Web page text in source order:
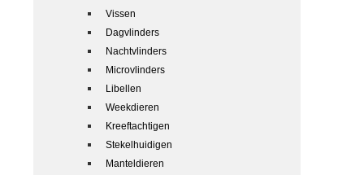
Vissen
Dagvlinders
Nachtvlinders
Microvlinders
Libellen
Weekdieren
Kreeftachtigen
Stekelhuidigen
Manteldieren